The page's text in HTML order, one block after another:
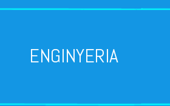
ENGINYERIA